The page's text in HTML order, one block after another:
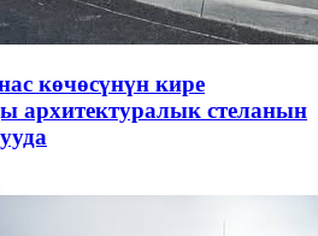
көчөсүнүн кире
архитектуралык стеланын